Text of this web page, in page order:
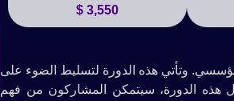
3,550 $
وتأتي هذه الدورة لتسليط الضوء على
هذه الدورة، سيتمكن المشاركون من فهم